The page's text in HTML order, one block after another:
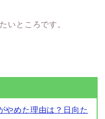
いところです。
やめた理由は？日向た